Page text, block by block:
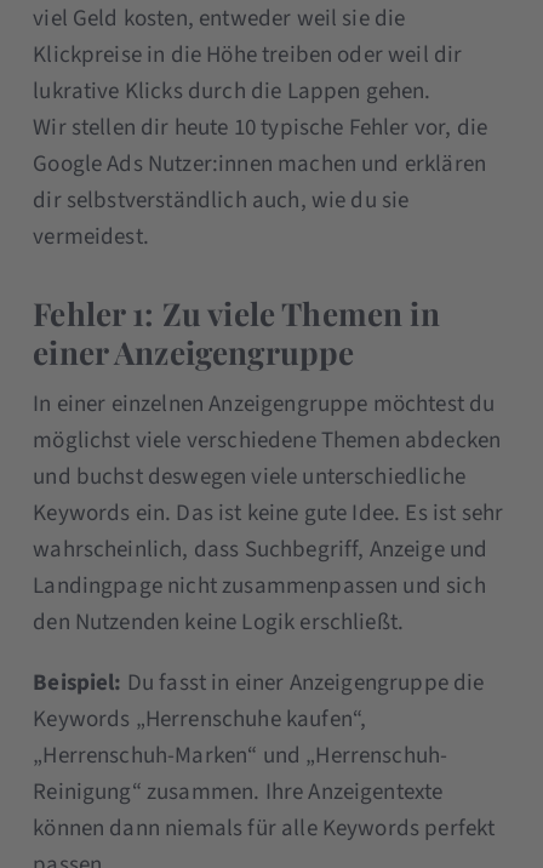
viel Geld kosten, entweder weil sie die
Klickpreise in die Höhe treiben oder weil dir
lukrative Klicks durch die Lappen gehen.
Wir stellen dir heute 10 typische Fehler vor, die
Google Ads Nutzer:innen machen und erklären
dir selbstverständlich auch, wie du sie
vermeidest.
Fehler 1: Zu viele Themen in
einer Anzeigengruppe
In einer einzelnen Anzeigengruppe möchtest du
möglichst viele verschiedene Themen abdecken
und buchst deswegen viele unterschiedliche
Keywords ein. Das ist keine gute Idee. Es ist sehr
wahrscheinlich, dass Suchbegriff, Anzeige und
Landingpage nicht zusammenpassen und sich
den Nutzenden keine Logik erschließt.
Beispiel: Du fasst in einer Anzeigengruppe die
Keywords „Herrenschuhe kaufen“,
„Herrenschuh-Marken“ und „Herrenschuh-
Reinigung“ zusammen. Ihre Anzeigentexte
können dann niemals für alle Keywords perfekt